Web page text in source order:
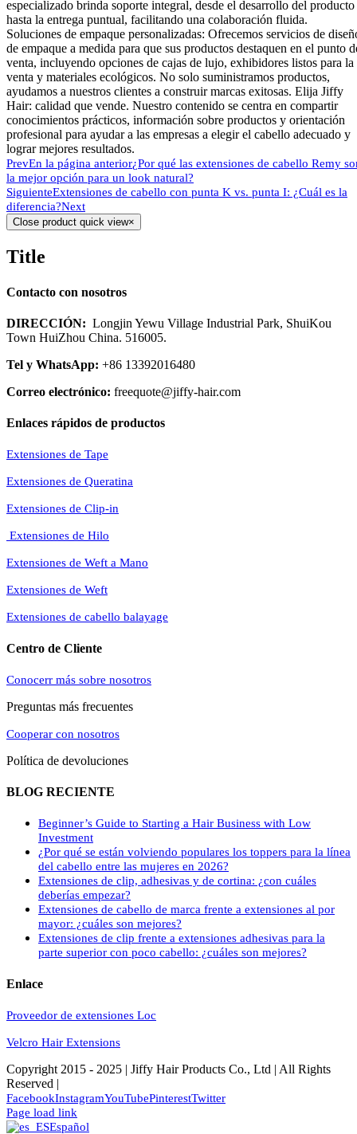
especializado brinda soporte integral, desde el desarrollo del producto
hasta la entrega puntual, facilitando una colaboración fluida.
Soluciones de empaque personalizadas: Ofrecemos servicios de
de empaque a medida para que sus productos destaquen en el punto
venta, incluyendo opciones de cajas de lujo, exhibidores listos para la
venta y materiales ecológicos. No solo suministramos productos,
ayudamos a nuestros clientes a construir marcas exitosas. Elija Jiffy
Hair: calidad que vende. Nuestro contenido se centra en compartir
conocimientos prácticos, información sobre productos y orientación
profesional para ayudar a las empresas a elegir el cabello adecuado y
lograr mejores resultados.
PrevEn la página anterior¿Por qué las extensiones de cabello Remy
la mejor opción para un look natural?
SiguienteExtensiones de cabello con punta K vs. punta I: ¿Cuál es la
diferencia?Next
Close product quick view×
Title
Contacto con nosotros
DIRECCIÓN: Longjin Yewu Village Industrial Park, ShuiKou
Town HuiZhou China. 516005.
Tel y WhatsApp: +86 13392016480
Correo electrónico: freequote@jiffy-hair.com
Enlaces rápidos de productos
Extensiones de Tape
Extensiones de Queratina
Extensiones de Clip-in
Extensiones de Hilo
Extensiones de Weft a Mano
Extensiones de Weft
Extensiones de cabello balayage
Centro de Cliente
Conocerr más sobre nosotros
Preguntas más frecuentes
Cooperar con nosotros
Política de devoluciones
BLOG RECIENTE
Beginner’s Guide to Starting a Hair Business with Low
Investment
¿Por qué se están volviendo populares los toppers para la línea
del cabello entre las mujeres en 2026?
Extensiones de clip, adhesivas y de cortina: ¿con cuáles
deberías empezar?
Extensiones de cabello de marca frente a extensiones al por
mayor: ¿cuáles son mejores?
Extensiones de clip frente a extensiones adhesivas para la
parte superior con poco cabello: ¿cuáles son mejores?
Enlace
Proveedor de extensiones Loc
Velcro Hair Extensions
Copyright 2015 - 2025 | Jiffy Hair Products Co., Ltd | All Rights
Reserved |
FacebookInstagramYouTubePinterestTwitter
Page load link
Español